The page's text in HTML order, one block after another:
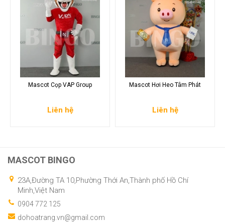
Mascot Cọp VAP Group
Liên hệ
Mascot Hơi Heo Tâm Phát
Liên hệ
MASCOT BINGO
23A,Đường TA 10,Phường Thới An,Thành phố Hồ Chí
Minh,Việt Nam
0904 772 125
dohoatrang.vn@gmail.com